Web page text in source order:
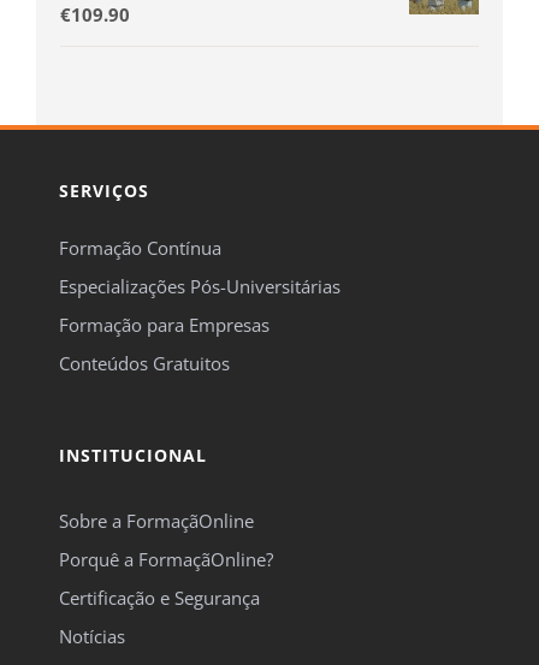
€109.90
SERVIÇOS
Formação Contínua
Especializações Pós-Universitárias
Formação para Empresas
Conteúdos Gratuitos
INSTITUCIONAL
Sobre a FormaçãOnline
Porquê a FormaçãOnline?
Certificação e Segurança
Notícias